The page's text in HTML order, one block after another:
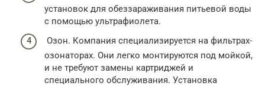
установок для обеззараживания питьевой воды
с помощью ультрафиолета.
Озон. Компания специализируется на фильтрах-
озонаторах. Они легко монтируются под мойкой,
и не требуют замены картриджей и
специального обслуживания. Установка